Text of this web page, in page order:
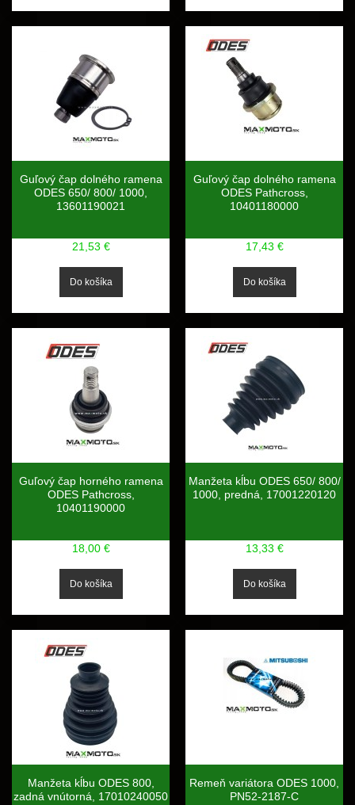
Guľový čap dolného ramena
ODES 650/ 800/ 1000,
13601190021
21,53 €
Guľový čap dolného ramena
ODES Pathcross,
10401180000
17,43 €
Guľový čap horného ramena
ODES Pathcross,
10401190000
18,00 €
Manžeta kĺbu ODES 650/ 800/
1000, predná, 17001220120
13,33 €
Manžeta kĺbu ODES 800,
zadná vnútorná, 17010240050
Remeň variátora ODES 1000,
PN52-2187-C